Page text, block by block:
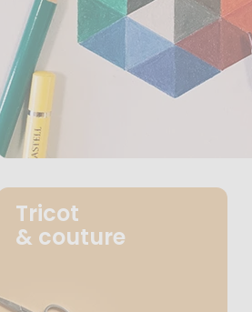
Tricot
& couture